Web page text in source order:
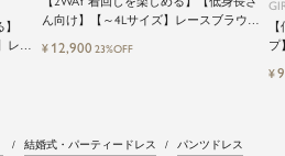
レイ
ン
ん向け】【～4Lサイズ】レースブラウス
ング結婚式ワンピース
¥ 12,900 23%OFF
プ
¥
結婚式・パーティードレス
パンツドレス